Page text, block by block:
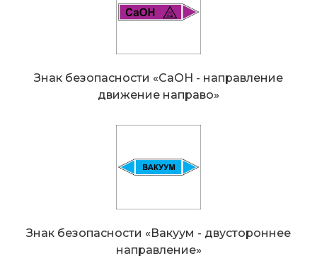
Знак безопасности «CaOH - направление
движение направо»
Знак безопасности «Вакуум - двустороннeе
направление»